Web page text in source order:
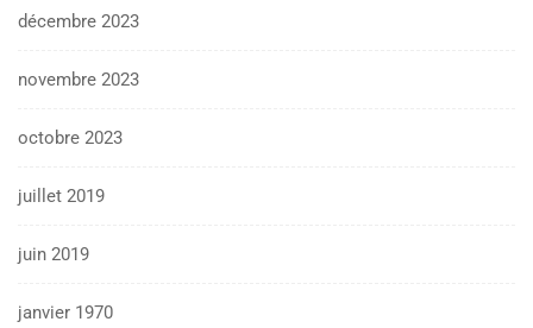
décembre 2023
novembre 2023
octobre 2023
juillet 2019
juin 2019
janvier 1970